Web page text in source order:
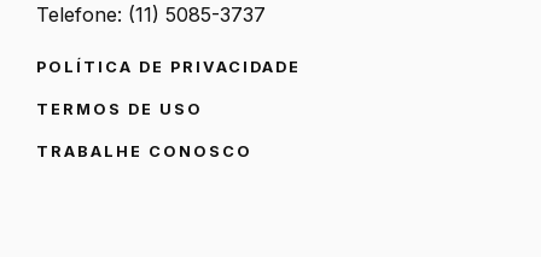
Telefone: (11) 5085-3737
POLÍTICA DE PRIVACIDADE
TERMOS DE USO
TRABALHE CONOSCO